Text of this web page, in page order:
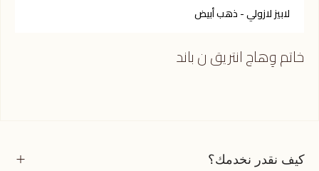
لابيز لازولي - ذهب أبيض
خاتم وِهاج انتريق ن باند
كيف نقدر نخدمك؟